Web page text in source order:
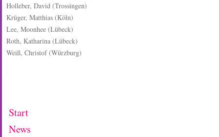
Holleber, David (Trossingen)
Krüger, Matthias (Köln)
Lee, Moonhee (Lübeck)
Roth, Katharina (Lübeck)
Weiß, Christof (Würzburg)
Start
News